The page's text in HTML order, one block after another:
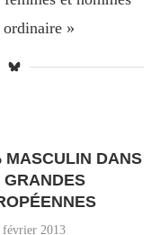
»
MASCULIN DANS
GRANDES
février 2013